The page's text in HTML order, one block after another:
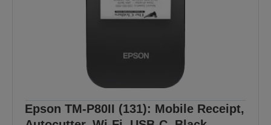
Epson TM-P80II (131): Mobile Receipt,